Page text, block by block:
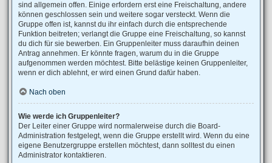
sind allgemein offen. Einige erfordern erst eine Freischaltung, andere
können geschlossen sein und weitere sogar versteckt. Wenn die
Gruppe offen ist, kannst du ihr einfach durch die entsprechende
Funktion beitreten; verlangt die Gruppe eine Freischaltung, so kannst
du dich für sie bewerben. Ein Gruppenleiter muss daraufhin deinen
Antrag annehmen. Er könnte fragen, warum du in die Gruppe
aufgenommen werden möchtest. Bitte belästige keinen Gruppenleiter,
wenn er dich ablehnt, er wird einen Grund dafür haben.
Nach oben
Wie werde ich Gruppenleiter?
Der Leiter einer Gruppe wird normalerweise durch die Board-
Administration festgelegt, wenn die Gruppe erstellt wird. Wenn du eine
eigene Benutzergruppe erstellen möchtest, dann solltest du einen
Administrator kontaktieren.